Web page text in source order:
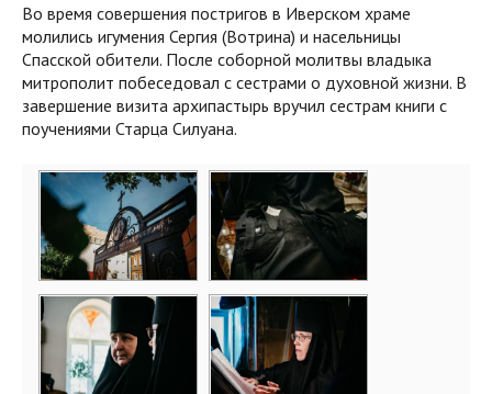
Во время совершения постригов в Иверском храме
молились игумения Сергия (Вотрина) и насельницы
Спасской обители. После соборной молитвы владыка
митрополит побеседовал с сестрами о духовной жизни. В
завершение визита архипастырь вручил сестрам книги с
поучениями Старца Силуана.